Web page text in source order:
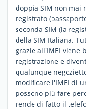
doppia SIM non mai
registrato
seconda SIM (la
della SIM Italiana.
grazie all'IMEI viene
registrazione e
qualunque
modificare l'IMEI di
possono più fare
rende di fatto il